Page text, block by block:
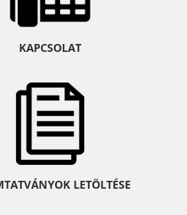
KAPCSOLAT
LETÖLTÉSE